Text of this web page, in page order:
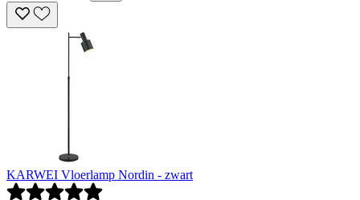
KARWEI Vloerlamp Nordin - zwart